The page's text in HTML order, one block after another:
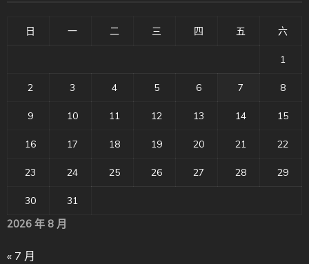
2026 年 8 月
日 一 二 三 四 五 六
1
2 3 4 5 6 7 8
9 10 11 12 13 14 15
16 17 18 19 20 21 22
23 24 25 26 27 28 29
30 31
« 7 月